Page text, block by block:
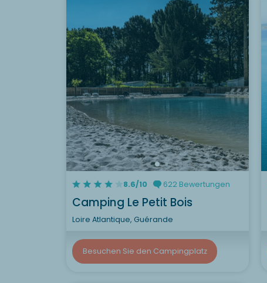
8.6/10 622 Bewertungen
Camping Le Petit Bois
Loire Atlantique, Guérande
Besuchen Sie den Campingplatz